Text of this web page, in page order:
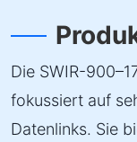
Die SWIR-
fokussiert auf
Datenlinks. Sie